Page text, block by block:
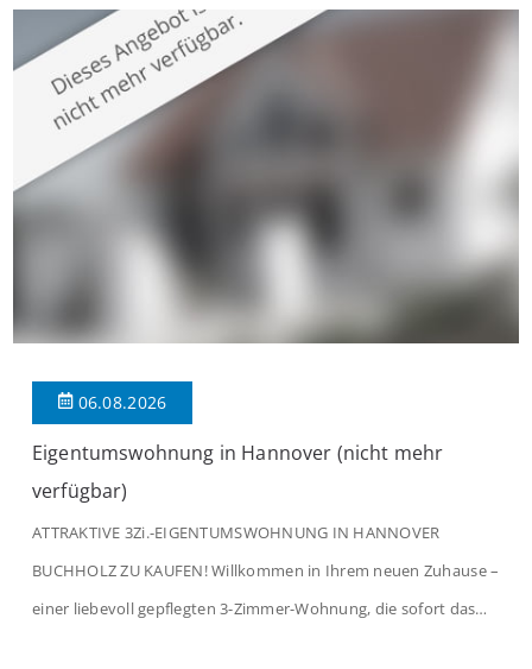
großzügige Räume und eine hochwertige Ausstattung, die
modernen Wohnkomfort mit einem stilvollen Ambiente
verbindet. Der […]
06.08.2026
Eigentumswohnung in Hannover (nicht mehr
verfügbar)
ATTRAKTIVE 3Zi.-EIGENTUMSWOHNUNG IN HANNOVER
BUCHHOLZ ZU KAUFEN! Willkommen in Ihrem neuen Zuhause –
einer liebevoll gepflegten 3-Zimmer-Wohnung, die sofort das